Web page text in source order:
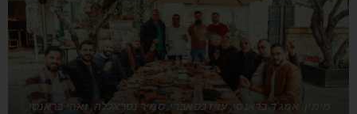
מימין: אמג'ד בראנסי, עזיז כסאברי, סמיר נסראללה, זאהי בראנסי,